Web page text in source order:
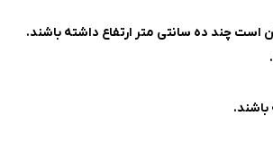
است چند ده سانتی‌ متر ارتفاع داشته باشند.
باشند.